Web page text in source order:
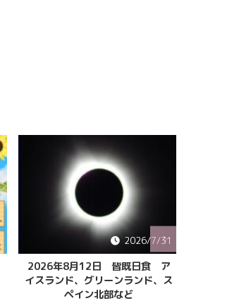
2026/7/31
2026年8月12日 皆既日食 ア
イスランド、グリーンランド、ス
ペイン北部など